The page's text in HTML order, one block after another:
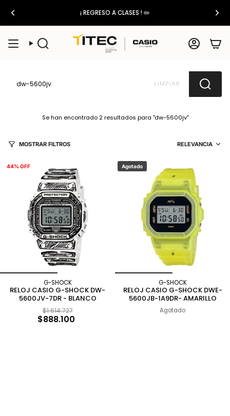
contenido
¡ REGRESO A CLASES ! ✏️
Búsqueda Cuenta
LIMPIAR
Se han encontrado 2 resultados para "dw-5600jv"
MOSTRAR FILTROS
por
RELEVANCIA
44% OFF
G-SHOCK
RELOJ CASIO G-SHOCK DW-
5600JV-7DR - BLANCO
$888.100
$1.614.727
Agotado
G-SHOCK
RELOJ CASIO G-SHOCK DWE-
5600JB-1A9DR- AMARILLO
Agotado